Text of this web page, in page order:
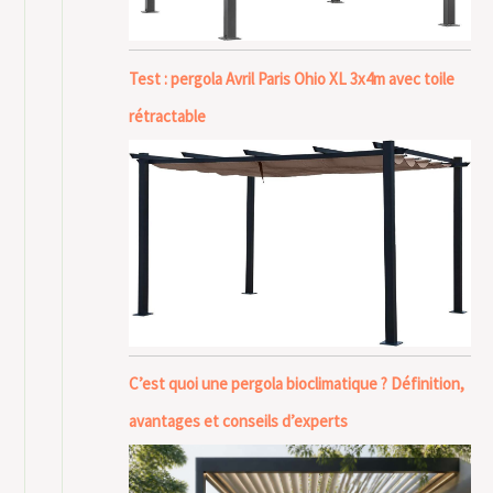
Test : pergola Avril Paris Ohio XL 3x4m avec toile
rétractable
C’est quoi une pergola bioclimatique ? Définition,
avantages et conseils d’experts